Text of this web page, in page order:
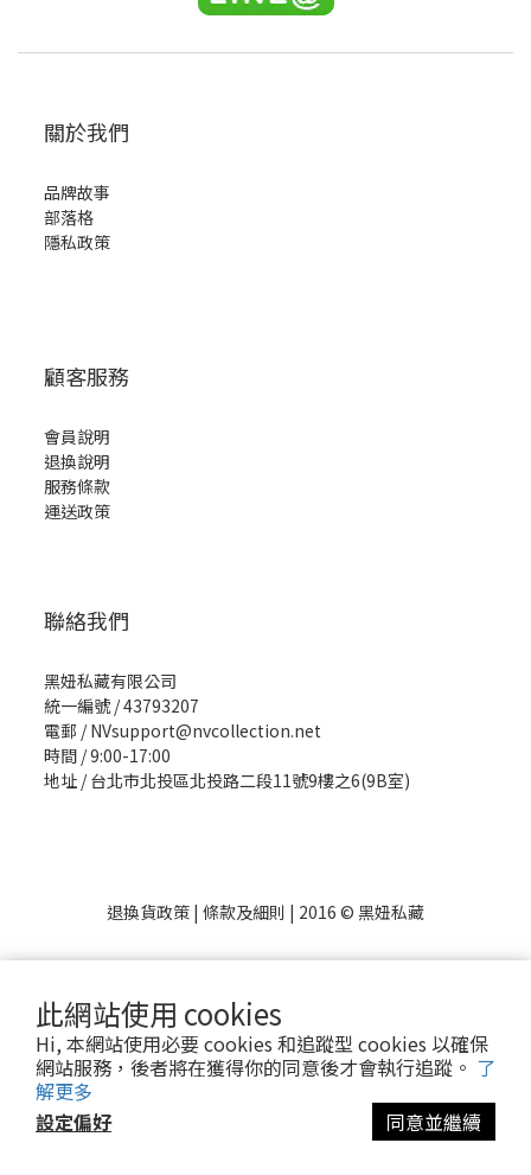
此網站使用 cookies
Hi, 本網站使用必要 cookies 和追蹤型 cookies 以確保
網站服務，後者將在獲得你的同意後才會執行追蹤。 了
解更多
設定偏好
同意並繼續
關於我們
品牌故事
部落格
隱私政策
顧客服務
會員說明
退換說明
服務條款
運送政策
聯絡我們
黑妞私藏有限公司
統一編號 / 43793207
電郵 / NVsupport@nvcollection.net
時間 / 9:00-17:00
地址 / 台北市北投區北投路二段11號9樓之6(9B室)
退換貨政策 | 條款及細則 | 2016 © 黑妞私藏